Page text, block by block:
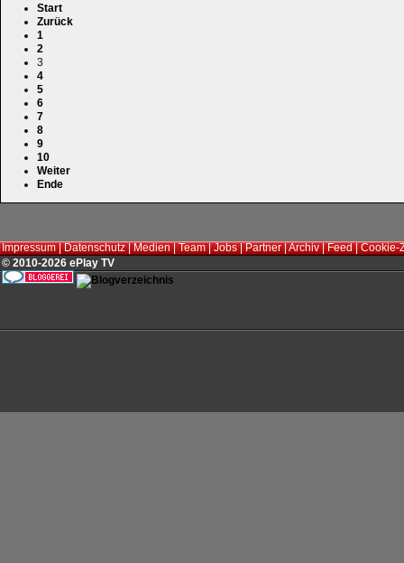
Start
Zurück
1
2
3
4
5
6
7
8
9
10
Weiter
Ende
Impressum|Datenschutz|Medien|Team|Jobs|Partner|Archiv|Feed|Cookie-
© 2010-2026 ePlay TV